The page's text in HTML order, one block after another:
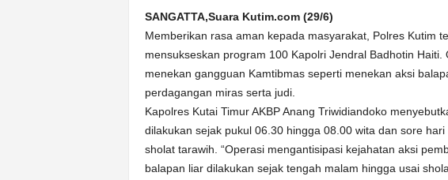
SANGATTA,Suara Kutim.com (29/6)
Memberikan rasa aman kepada masyarakat, Polres Kutim
mensukseskan program 100 Kapolri Jendral Badhotin
menekan gangguan Kamtibmas seperti menekan aksi
perdagangan miras serta judi.
Kapolres Kutai Timur AKBP Anang Triwidiandoko
dilakukan sejak pukul 06.30 hingga 08.00 wita dan sore
sholat tarawih. “Operasi mengantisipasi kejahatan aksi
balapan liar dilakukan sejak tengah malam hingga usai